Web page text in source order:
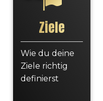
Ziele
Wie du deine
Ziele richtig
definierst